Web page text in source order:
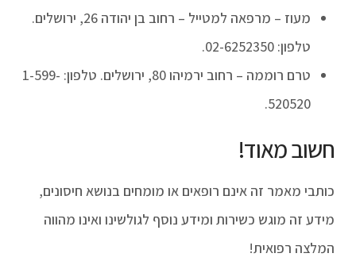
מעוז – מרפאה למטייל – רחוב בן יהודה 26, ירושלים.
טלפון: 02-6252350.
טרם רוממה – רחוב ירמיהו 80, ירושלים. טלפון: 1-599-
520520.
חשוב מאוד!
כותבי מאמר זה אינם רופאים או מומחים בנושא חיסונים,
מידע זה מוגש כשירות ומידע נוסף לגולשינו ואינו מהווה
המלצה רפואית!